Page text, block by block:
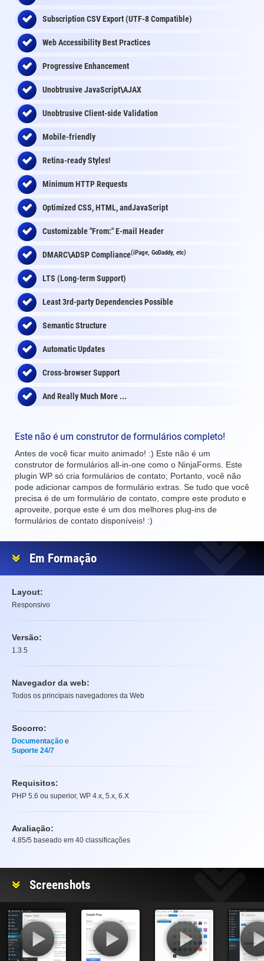
Subscription CSV Export (UTF-8 Compatible)
Web Accessibility Best Practices
Progressive Enhancement
Unobtrusive JavaScript\AJAX
Unobtrusive Client-side Validation
Mobile-friendly
Retina-ready Styles!
Minimum HTTP Requests
Optimized CSS, HTML, andJavaScript
Customizable "From:" E-mail Header
DMARC\ADSP Compliance(iPage, GoDaddy, etc)
LTS (Long-term Support)
Least 3rd-party Dependencies Possible
Semantic Structure
Automatic Updates
Cross-browser Support
And Really Much More ...
Este não é um construtor de formulários completo!
Antes de você ficar muito animado! :) Este não é um
construtor de formulários all-in-one como o NinjaForms. Este
plugin WP só cria formulários de contato; Portanto, você não
pode adicionar campos de formulário extras. Se tudo que você
precisa é de um formulário de contato, compre este produto e
aproveite, porque este é um dos melhores plug-ins de
formulários de contato disponíveis! :)
Em Formação
Layout:
Responsivo
Versão:
1.3.5
Navegador da web:
Todos os principais navegadores da Web
Socorro:
Documentação e
Suporte 24/7
Requisitos:
PHP 5.6 ou superior, WP 4.x, 5.x, 6.X
Avaliação:
4.85/5 baseado em 40 classificações
Screenshots